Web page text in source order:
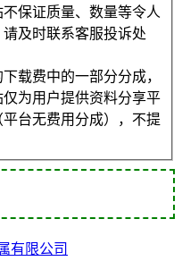
保证质量、数量等令人
及时联系客服投诉处
载费中的一部分分成，
为用户提供资料分享平
台无费用分成），不提
有限公司